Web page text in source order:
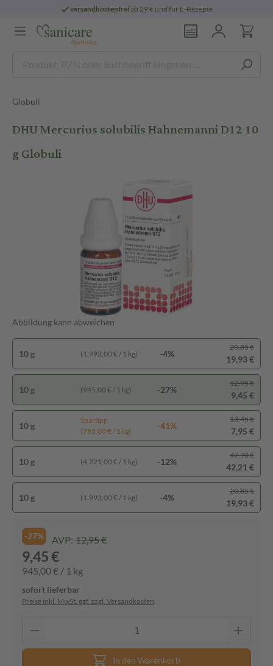
versandkostenfreiab 29 € und für E-Rezepte
Globuli
DHU Mercurius solubilis Hahnemanni D12 10
g Globuli
Abbildung kann abweichen
10 g (1.993,00 € / 1 kg) -4%
20,85 €
19,93 €
10 g (945,00 € / 1 kg) -27%
12,95 €
9,45 €
10 g
Spartipp
(795,00 € / 1 kg)
-41%
13,45 €
7,95 €
10 g (4.221,00 € / 1 kg) -12%
47,90 €
42,21 €
10 g (1.993,00 € / 1 kg) -4%
20,85 €
19,93 €
-27% AVP: 12,95 €
9,45 €
945,00 € / 1 kg
sofort lieferbar
Preise inkl. MwSt. ggf. zzgl. Versandkosten
In den Warenkorb